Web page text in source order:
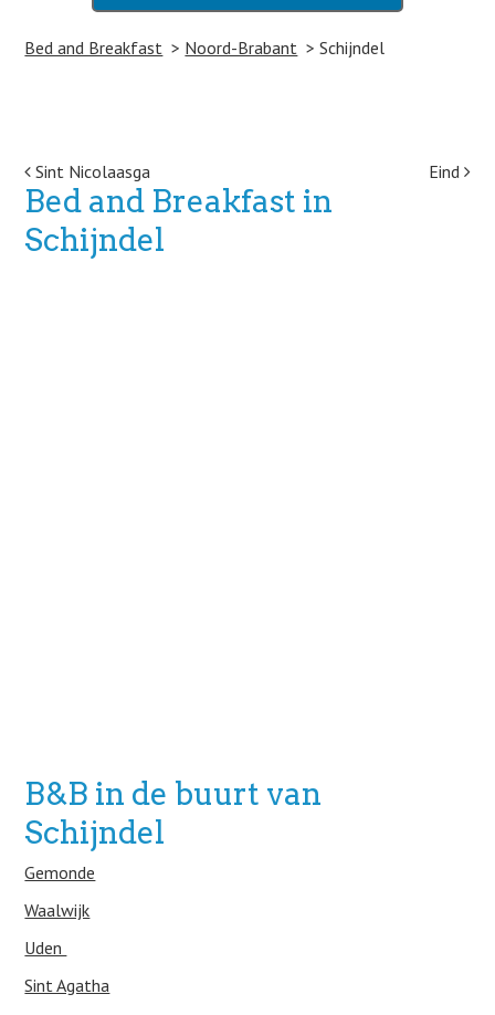
Bed and Breakfast Noord-Brabant Schijndel
Post navigation
Sint Nicolaasga Eind
Bed and Breakfast in
Schijndel
B&B in de buurt van
Schijndel
Gemonde
Waalwijk
Uden
Sint Agatha